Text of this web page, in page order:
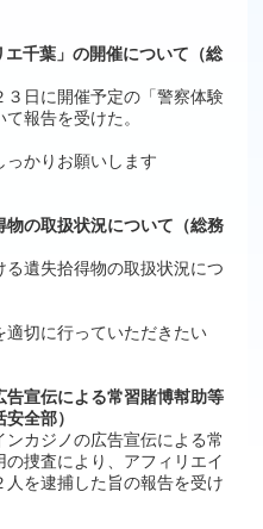
エ千葉」の開催について（総
日に開催予定の「警察体験
報告を受けた。
っかりお願いします
物の取扱状況について（総務
遺失拾得物の取扱状況につ
適切に行っていただきたい
告宣伝による常習賭博幇助等
全部）
カジノの広告宣伝による常
捜査により、アフィリエイ
人を逮捕した旨の報告を受け